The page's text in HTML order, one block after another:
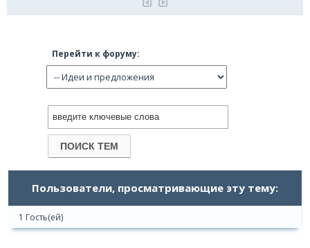
Перейти к форуму:
Пользователи, просматривающие эту тему:
1 Гость(ей)